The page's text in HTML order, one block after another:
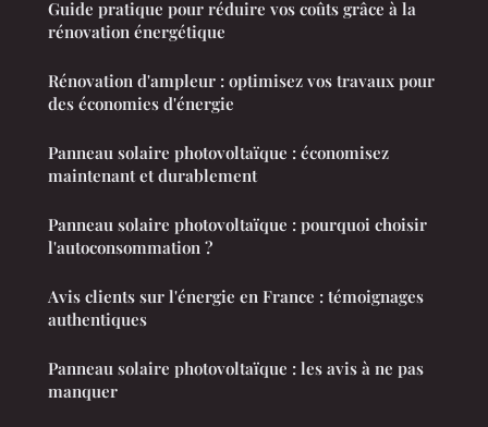
Guide pratique pour réduire vos coûts grâce à la
rénovation énergétique
Rénovation d'ampleur : optimisez vos travaux pour
des économies d'énergie
Panneau solaire photovoltaïque : économisez
maintenant et durablement
Panneau solaire photovoltaïque : pourquoi choisir
l'autoconsommation ?
Avis clients sur l'énergie en France : témoignages
authentiques
Panneau solaire photovoltaïque : les avis à ne pas
manquer